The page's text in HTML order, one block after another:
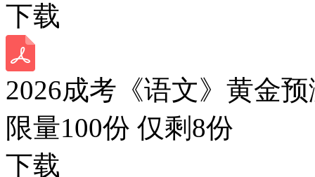
下载
2026成考《语文》黄金
限量100份 仅剩 8份
下载